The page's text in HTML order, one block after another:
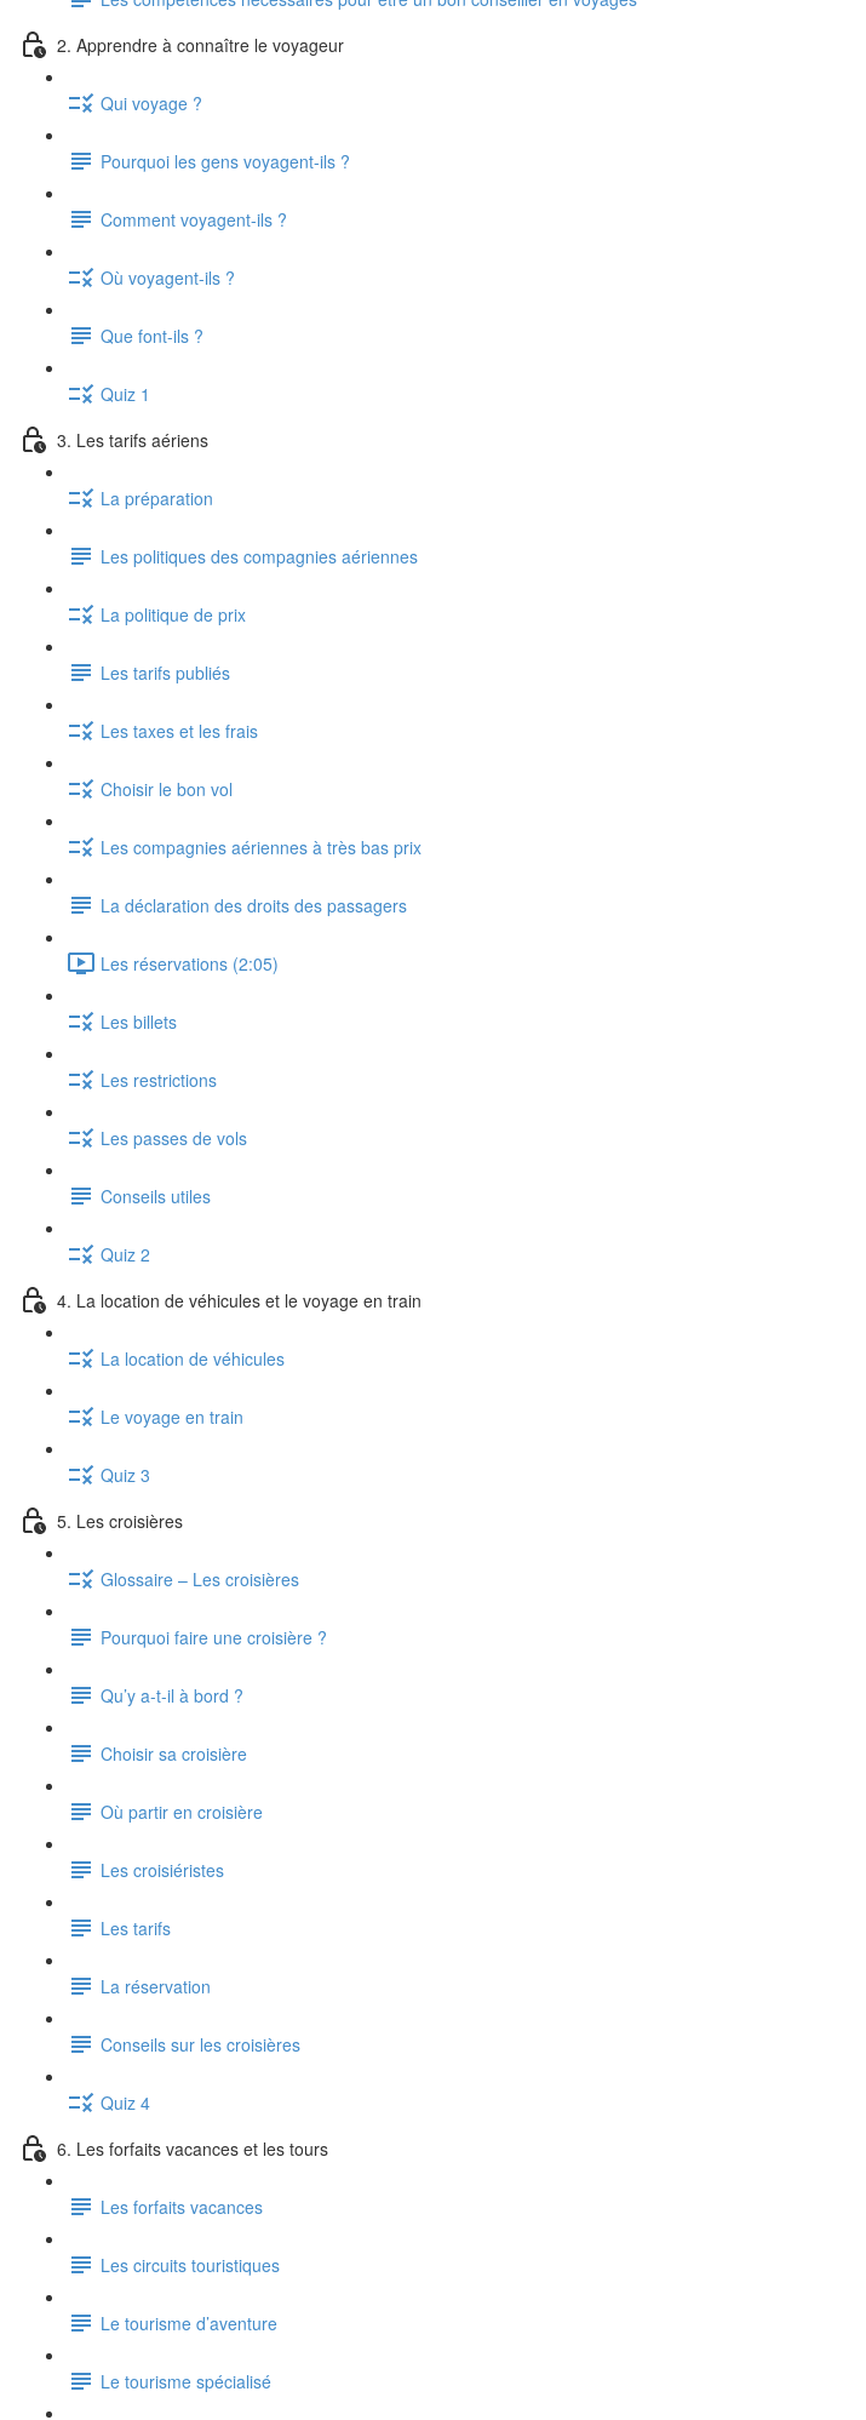
2. Apprendre à connaître le voyageur
Qui voyage ?
Pourquoi les gens voyagent-ils ?
Comment voyagent-ils ?
Où voyagent-ils ?
Que font-ils ?
Quiz 1
3. Les tarifs aériens
La préparation
Les politiques des compagnies aériennes
La politique de prix
Les tarifs publiés
Les taxes et les frais
Choisir le bon vol
Les compagnies aériennes à très bas prix
La déclaration des droits des passagers
Les réservations (2:05)
Les billets
Les restrictions
Les passes de vols
Conseils utiles
Quiz 2
4. La location de véhicules et le voyage en train
La location de véhicules
Le voyage en train
Quiz 3
5. Les croisières
Glossaire – Les croisières
Pourquoi faire une croisière ?
Qu’y a-t-il à bord ?
Choisir sa croisière
Où partir en croisière
Les croisiéristes
Les tarifs
La réservation
Conseils sur les croisières
Quiz 4
6. Les forfaits vacances et les tours
Les forfaits vacances
Les circuits touristiques
Le tourisme d’aventure
Le tourisme spécialisé